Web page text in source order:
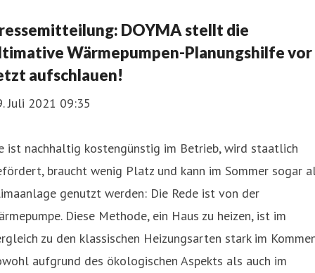
DOYMA stellt die
Wärmepumpen-Planungshilfe vor
aufschlauen!
Juli 2021 09:35
ist nachhaltig kostengünstig im Betrieb, wird staatlich
braucht wenig Platz und kann im Sommer sogar
genutzt werden: Die Rede ist von der
Diese Methode, ein Haus zu heizen, ist im
zu den klassischen Heizungsarten stark im
aufgrund des ökologischen Aspekts als auch im